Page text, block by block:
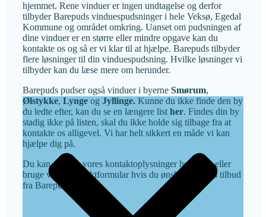
hjemmet. Rene vinduer er ingen undtagelse og derfor
tilbyder Barepuds vinduespudsninger i hele Veksø, Egedal
Kommune og området omkring. Uanset om pudsningen af
dine vinduer er en større eller mindre opgave kan du
kontakte os og så er vi klar til at hjælpe. Barepuds tilbyder
flere løsninger til din vinduespudsning. Hvilke løsninger vi
tilbyder kan du læse mere om herunder.
Barepuds pudser også vinduer i byerne Smørum,
Ølstykke, Lynge og Jyllinge. Kunne du ikke finde den by
du ledte efter, kan du se en længere list her. Findes din by
stadig ikke på listen, skal du ikke holde sig tilbage fra at
kontakte os alligevel. Vi har helt sikkert en måde vi kan
hjælpe dig på.
Du kan også se vores kontaktoplysninger herunder eller
bruge vores kontaktformular hvis du ønsker et gratis tilbud
fra Barepuds.